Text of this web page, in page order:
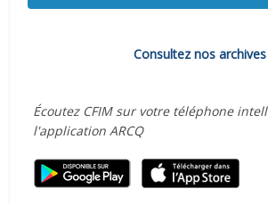
Consultez nos archives
Écoutez CFIM sur votre téléphone
l'application ARCQ